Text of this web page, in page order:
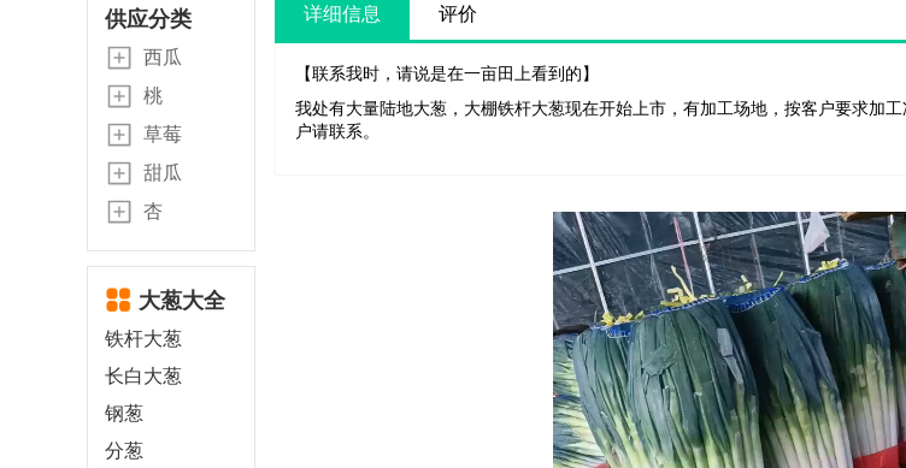
供应分类
西瓜
桃
草莓
甜瓜
杏
大葱大全
铁杆大葱
长白大葱
钢葱
分葱
详细信息 评价
【联系我时，请说是在一亩田上看到的】
我处有大量陆地大葱，大棚铁杆大葱现在开始上市，有加工场地，按客户要求加
户请联系。